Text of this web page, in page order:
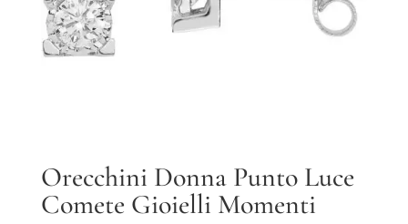
Orecchini Donna Punto Luce
Comete Gioielli Momenti